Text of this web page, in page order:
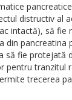
distructiv al
intactă), să fie
din pancreatina
să fie protejată
pentru tranzitul
trecerea